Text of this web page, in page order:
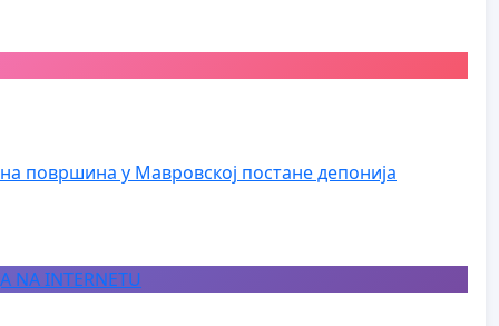
површина у Мавровској постане депонија
NA INTERNETU